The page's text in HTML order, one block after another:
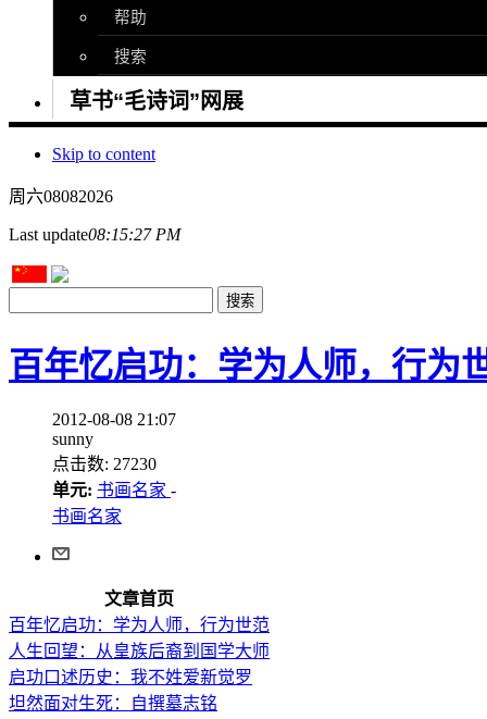
帮助
搜索
草书“毛诗词”网展
Skip to content
周六08082026
Last update08:15:27 PM
百年忆启功：学为人师，行为
2012-08-08 21:07
sunny
点击数: 27230
单元: 书画名家 -
书画名家
文章首页
百年忆启功：学为人师，行为世范
人生回望：从皇族后裔到国学大师
启功口述历史：我不姓爱新觉罗
坦然面对生死：自撰墓志铭